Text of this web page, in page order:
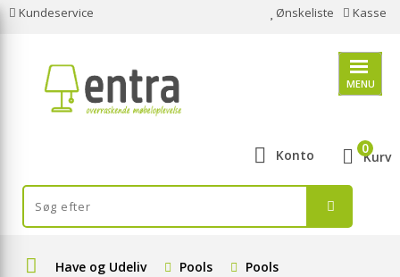
Kundeservice Ønskeliste Kasse
MENU
Konto Kurv
0
Have og Udeliv Pools Pools